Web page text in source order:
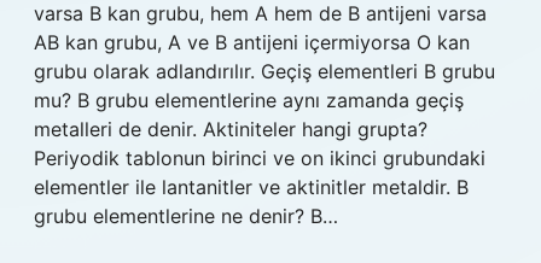
varsa B kan grubu, hem A hem de B antijeni varsa
AB kan grubu, A ve B antijeni içermiyorsa O kan
grubu olarak adlandırılır. Geçiş elementleri B grubu
mu? B grubu elementlerine aynı zamanda geçiş
metalleri de denir. Aktiniteler hangi grupta?
Periyodik tablonun birinci ve on ikinci grubundaki
elementler ile lantanitler ve aktinitler metaldir. B
grubu elementlerine ne denir? B…